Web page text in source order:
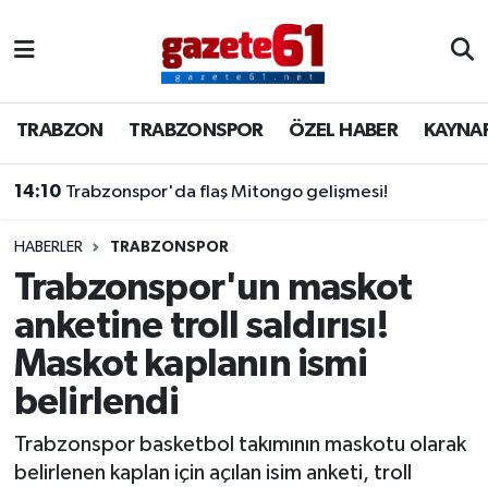
TRABZON TRABZONSPOR ÖZEL HABER
14:10 Trabzonspor'da flaş Mitongo gelişmesi!
HABERLER TRABZONSPOR
Trabzonspor'un maskot
anketine troll saldırısı!
Maskot kaplanın ismi
belirlendi
Trabzonspor basketbol takımının maskotu olarak
belirlenen kaplan için açılan isim anketi, troll
TRABZONSPOR
ÖZEL HABER
KAYNAR KAZAN
SİYASET
GÜNDEM
Trabzon Nöbetçi Eczaneler
Trabzon Hava Durumu
Trabzon Namaz Vakitleri
Trabzon Trafik Yoğunluk Haritası
Süper Lig Puan Durumu ve Fikstür
Tüm Manşetler
Son Dakika Haberleri
Haber Arşivi